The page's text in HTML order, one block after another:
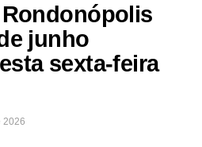
junho
sexta-feira
2026